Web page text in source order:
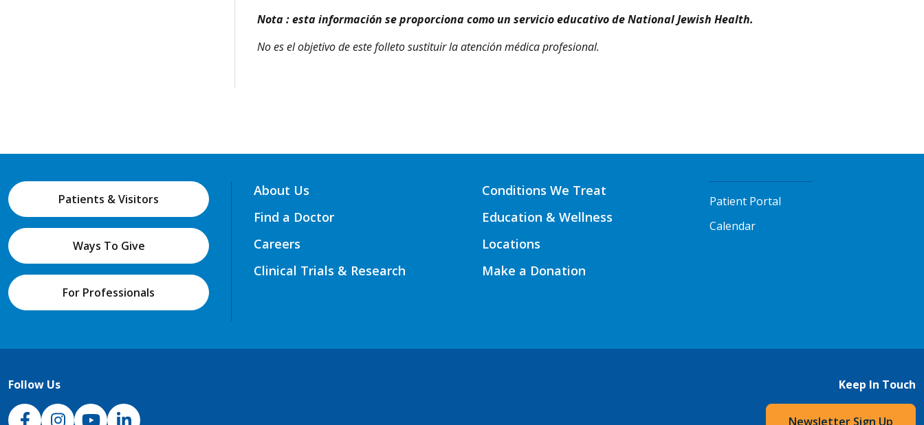
Nota: esta información se proporciona como un servicio educativo de National Jewish Health.
No es el objetivo de este folleto sustituir la atención médica profesional.
Patients & Visitors
Ways To Give
For Professionals
About Us
Find a Doctor
Careers
Clinical Trials & Research
Conditions We Treat
Education & Wellness
Locations
Make a Donation
Patient Portal
Calendar
Follow Us
NJH Facebook
InstagramNJH YouTube
NJH LinkedIn
Keep In Touch
Newsletter Sign Up